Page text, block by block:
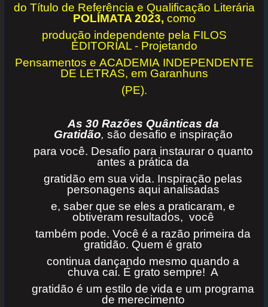
do Título de Referência e Qualificação Literária
POLÍMATA 2023, como
produção independente pela FILOS
EDITORIAL - Projetando
Pensamentos e ACADEMIA INDEPENDENTE
DE LETRAS, em Garanhuns
(PE).
As 30 Razões Quânticas da
Gratidão, são desafio e inspiração
para você. Desafio para instaurar o quanto
antes a prática da
gratidão em sua vida. Inspiração pelas
personagens aqui analisadas
e, saber que se eles a praticaram, e
obtiveram resultados, você
também pode. Você é a razão primeira da
gratidão. Quem é grato
continua dançando mesmo quando a
chuva cai. É grato sempre! A
gratidão é um estilo de vida e um programa
de merecimento